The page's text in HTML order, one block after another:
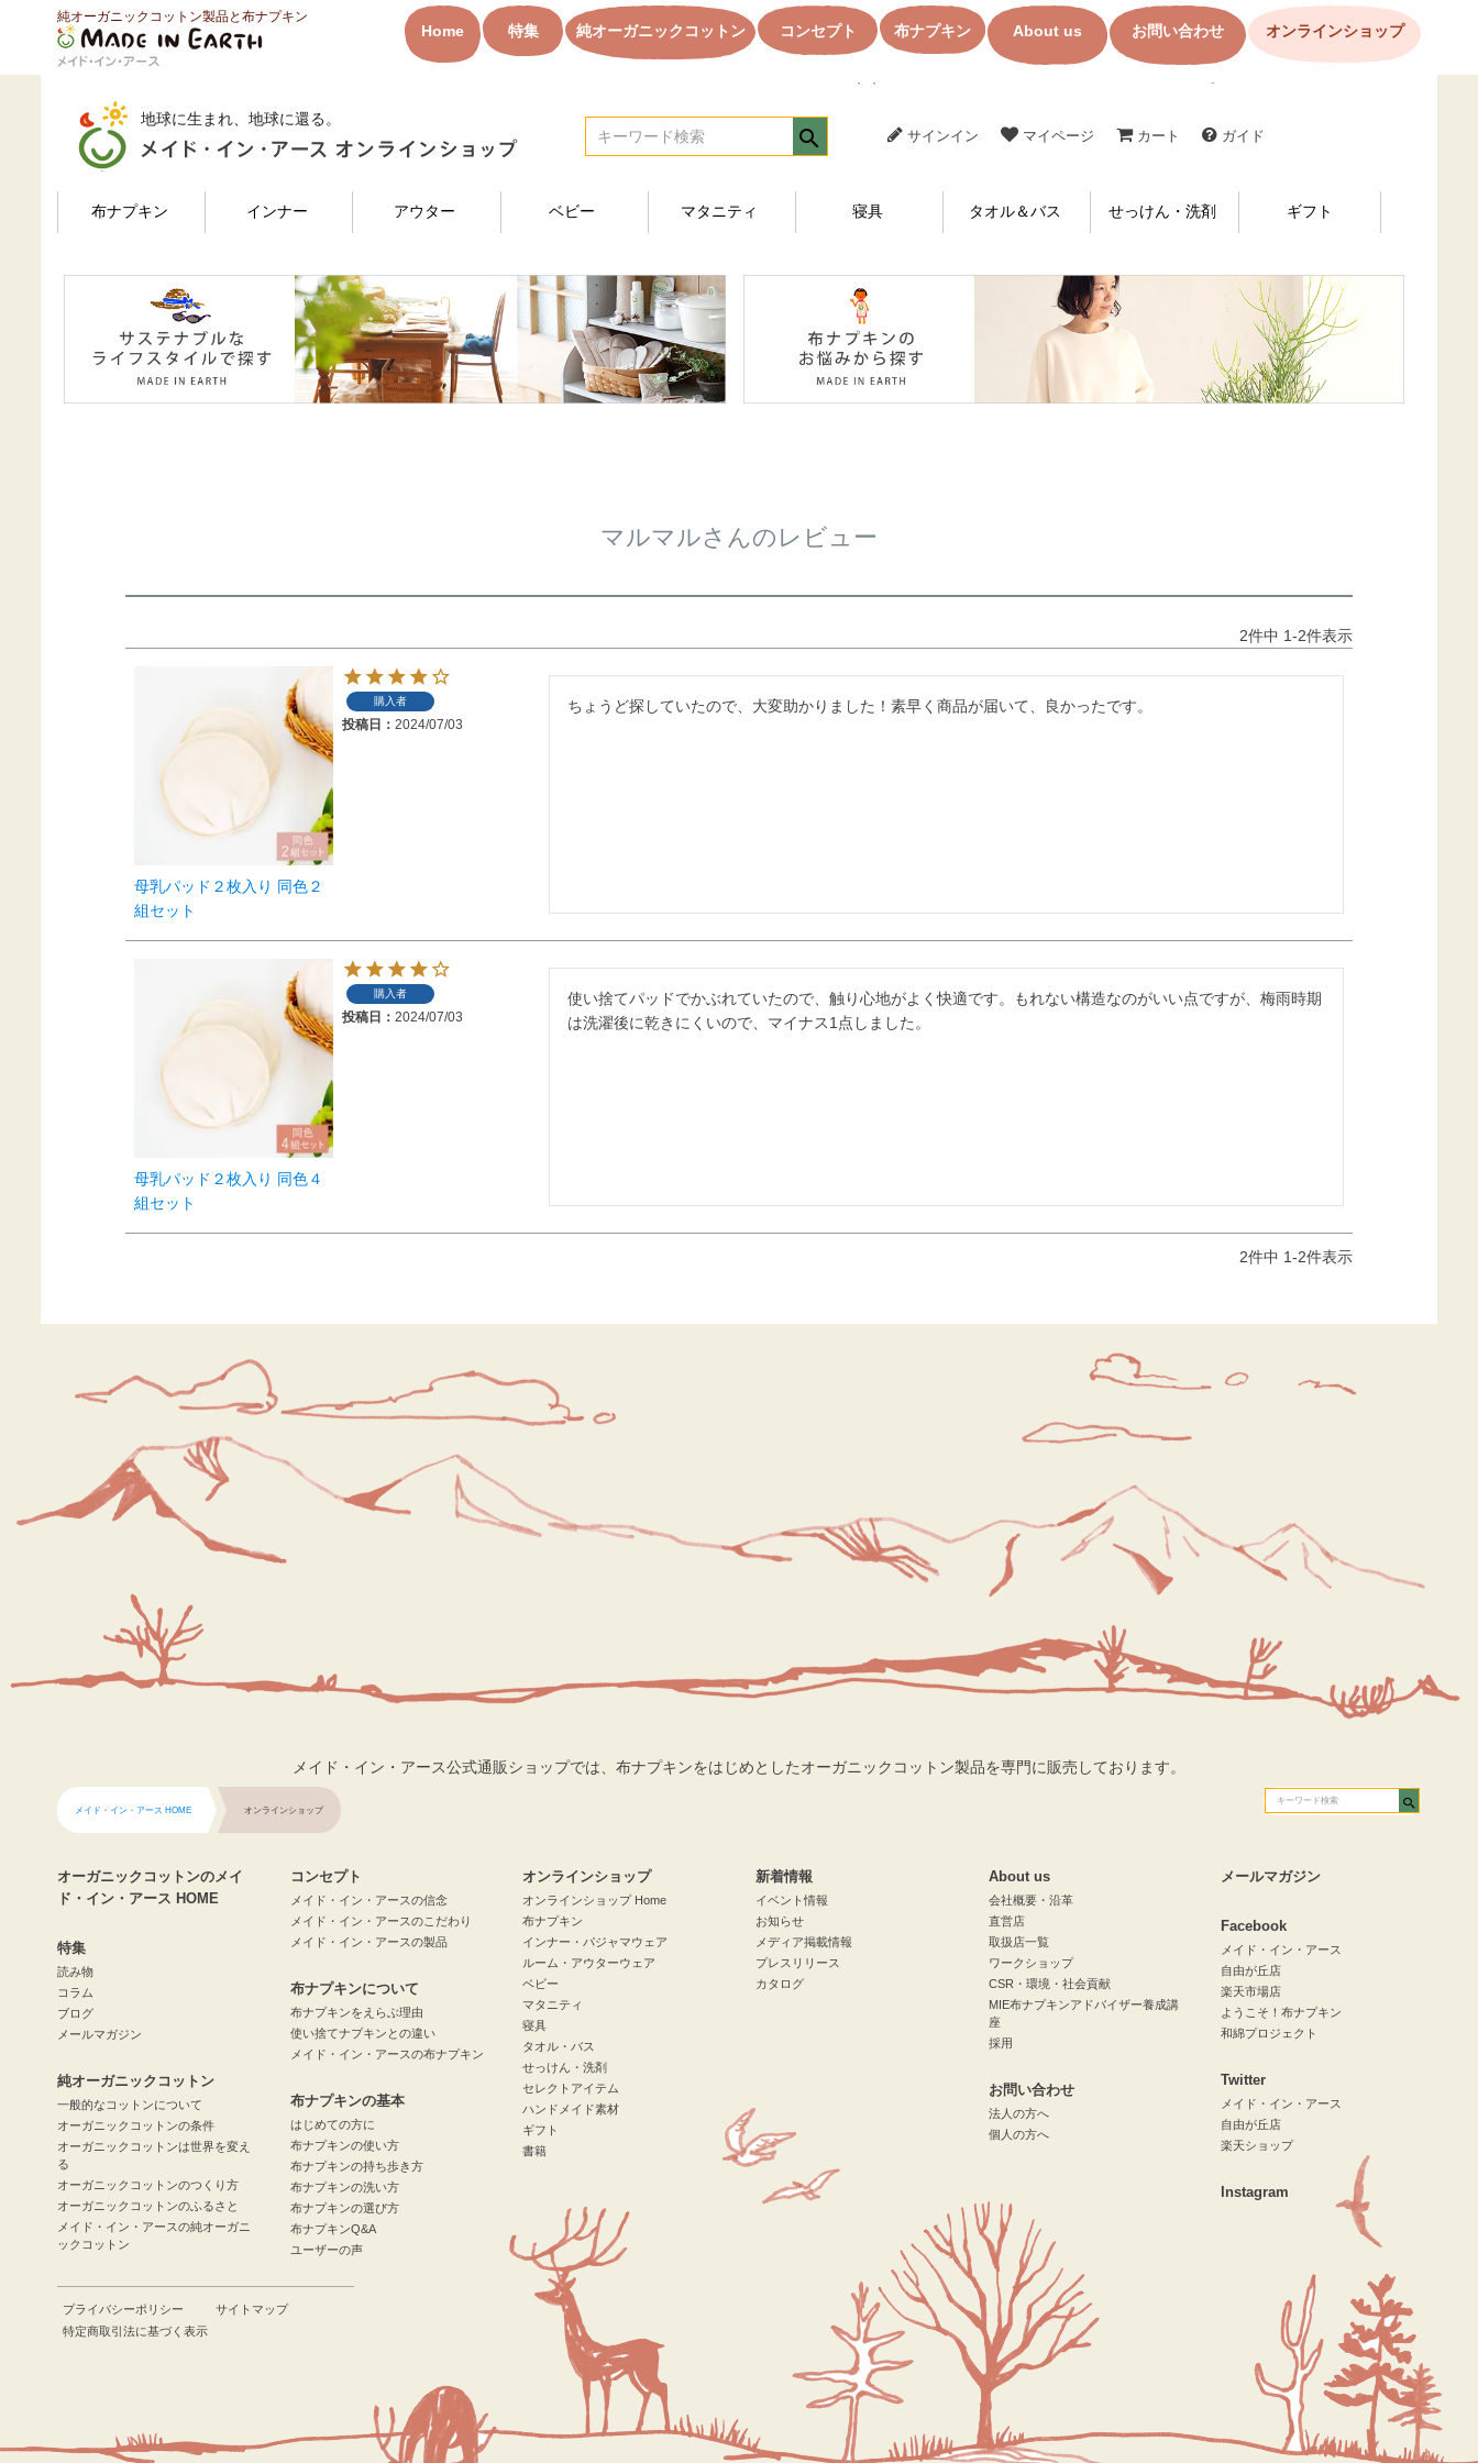
純オーガニックコットン製品と布ナプキン
Home 特集 純オーガニックコットン コンセプト 布ナプキン About us お問い合わせ オンラインショップ
HOME マルマルさんのレビュー
地球に生まれ、地球に還る。
検索
サインイン マイページ カート ガイド
布ナプキン インナー アウター ベビー マタニティ 寝具 タオル＆バス せっけん・洗剤 ギフト
マルマルさんのレビュー
2件中 1-2件表示
母乳パッド２枚入り 同色２
組セット
購入者
投稿日 2024/07/03
ちょうど探していたので、大変助かりました！素早く商品が届いて、良かったです。
母乳パッド２枚入り 同色４
組セット
購入者
投稿日 2024/07/03
使い捨てパッドでかぶれていたので、触り心地がよく快適です。もれない構造なのがいい点ですが、梅雨時期
は洗濯後に乾きにくいので、マイナス1点しました。
2件中 1-2件表示
メイド・イン・アース公式通販ショップでは、布ナプキンをはじめとしたオーガニックコットン製品を専門に販売しております。
メイド・イン・アース HOME オンラインショップ
オーガニックコットンのメイ
ド・イン・アース HOME
特集
読み物
コラム
ブログ
メールマガジン
純オーガニックコットン
一般的なコットンについて
オーガニックコットンの条件
オーガニックコットンは世界を変え
る
オーガニックコットンのつくり方
オーガニックコットンのふるさと
メイド・イン・アースの純オーガニ
ックコットン
コンセプト
メイド・イン・アースの信念
メイド・イン・アースのこだわり
メイド・イン・アースの製品
布ナプキンについて
布ナプキンをえらぶ理由
使い捨てナプキンとの違い
メイド・イン・アースの布ナプキン
布ナプキンの基本
はじめての方に
布ナプキンの使い方
布ナプキンの持ち歩き方
布ナプキンの洗い方
布ナプキンの選び方
布ナプキンQ&A
ユーザーの声
オンラインショップ
オンラインショップ Home
布ナプキン
インナー・パジャマウェア
ルーム・アウターウェア
ベビー
マタニティ
寝具
タオル・バス
せっけん・洗剤
セレクトアイテム
ハンドメイド素材
ギフト
書籍
新着情報
イベント情報
お知らせ
メディア掲載情報
プレスリリース
カタログ
About us
会社概要・沿革
直営店
取扱店一覧
ワークショップ
CSR・環境・社会貢献
MIE布ナプキンアドバイザー養成講
座
採用
お問い合わせ
法人の方へ
個人の方へ
メールマガジン
Facebook
メイド・イン・アース
自由が丘店
楽天市場店
ようこそ！布ナプキン
和綿プロジェクト
Twitter
メイド・イン・アース
自由が丘店
楽天ショップ
Instagram
プライバシーポリシー
サイトマップ
特定商取引法に基づく表示